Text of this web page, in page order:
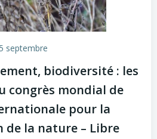
5 septembre
biodiversité : les
congrès mondial de
pour la
de la nature – Libre